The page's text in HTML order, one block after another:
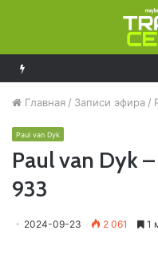
Главная / Записи эфира /
Paul van Dyk
Paul van Dyk
933
2024-09-23 2 061 1